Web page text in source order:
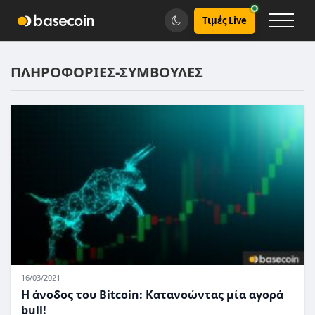
Τιμές Live
ΠΛΗΡΟΦΟΡΙΕΣ-ΣΥΜΒΟΥΛΕΣ
16/03/2021
Η άνοδος του Bitcoin: Κατανοώντας μία αγορά
bull!